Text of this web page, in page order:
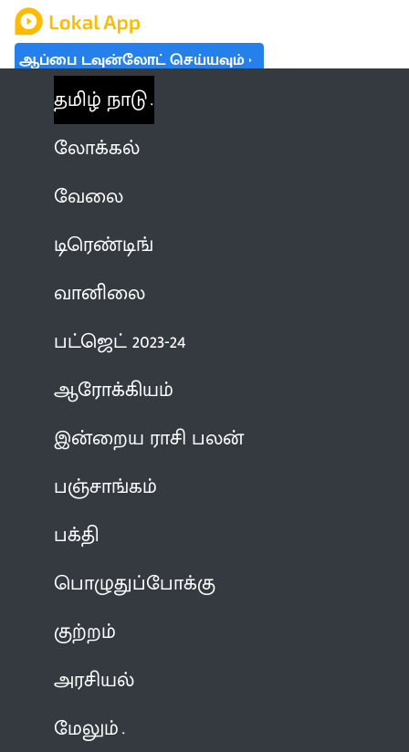
ஆப்பை டவுன்லோட் செய்யவும்
தமிழ் நாடு
லோக்கல்
வேலை
டிரெண்டிங்
வானிலை
பட்ஜெட் 2023-24
ஆரோக்கியம்
இன்றைய ராசி பலன்
பஞ்சாங்கம்
பக்தி
பொழுதுப்போக்கு
குற்றம்
அரசியல்
மேலும்